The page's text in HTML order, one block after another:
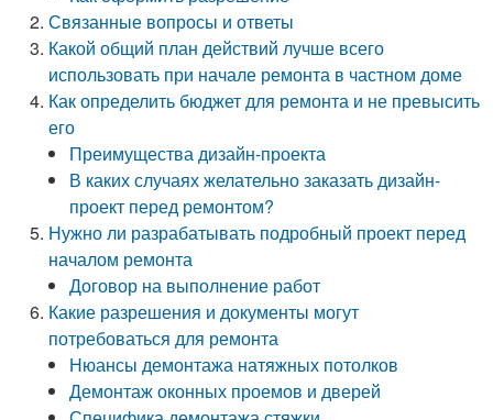
Связанные вопросы и ответы
Какой общий план действий лучше всего
использовать при начале ремонта в частном доме
Как определить бюджет для ремонта и не превысить
его
Преимущества дизайн-проекта
В каких случаях желательно заказать дизайн-
проект перед ремонтом?
Нужно ли разрабатывать подробный проект перед
началом ремонта
Договор на выполнение работ
Какие разрешения и документы могут
потребоваться для ремонта
Нюансы демонтажа натяжных потолков
Демонтаж оконных проемов и дверей